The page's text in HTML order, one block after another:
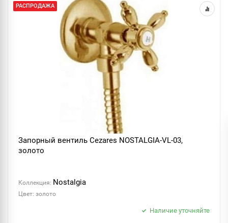
РАСПРОДАЖА
Запорный вентиль Cezares NOSTALGIA-VL-03,
золото
Коллекция: Nostalgia
Цвет: золото
Наличие уточняйте